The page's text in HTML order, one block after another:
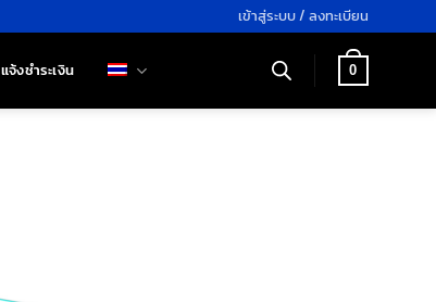
เข้าสู่ระบบ / ลงทะเบียน
แจ้งชำระเงิน 0